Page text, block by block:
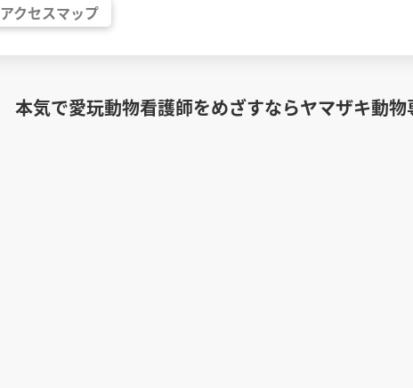
アクセスマップ
本気で愛玩動物看護師をめざすならヤマザキ動物